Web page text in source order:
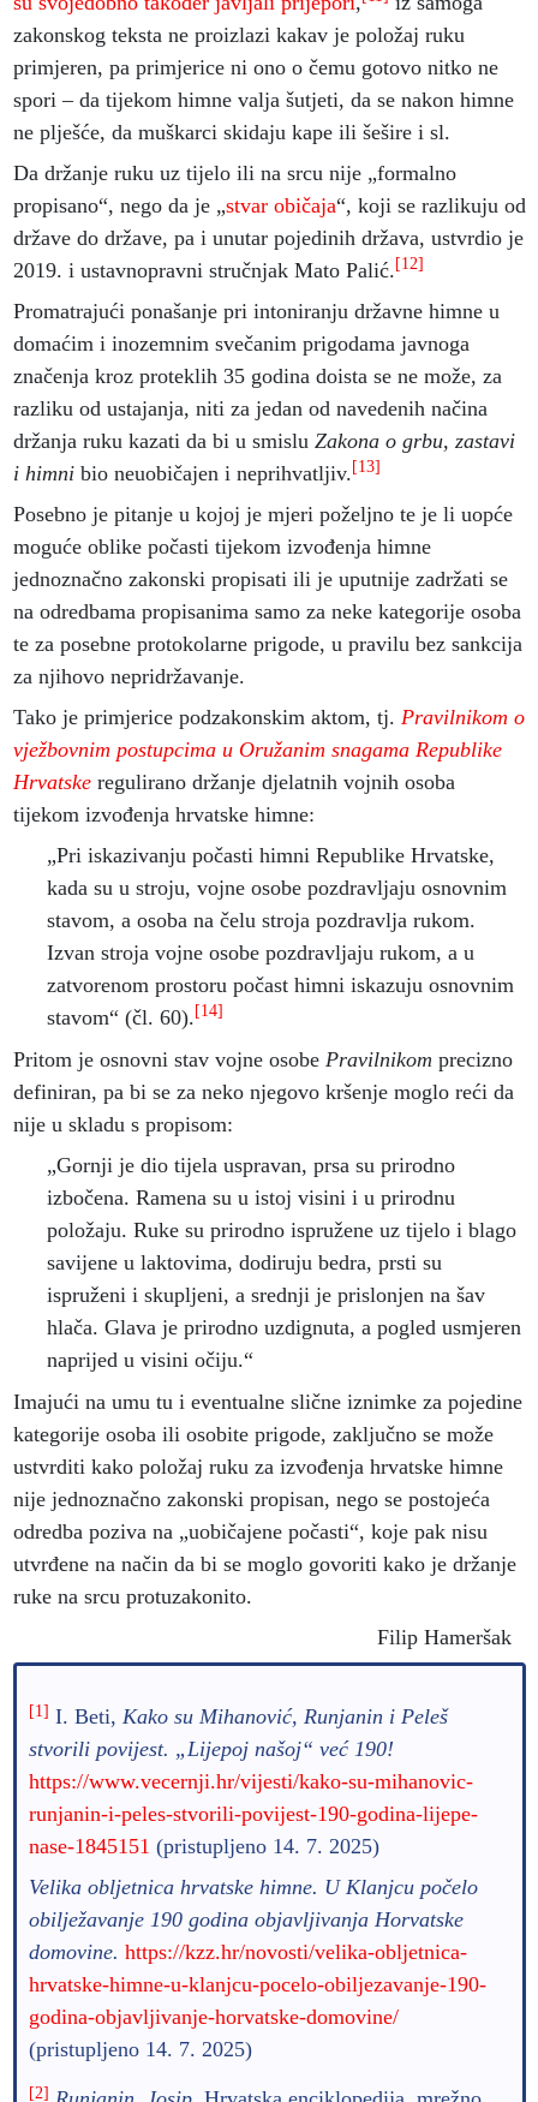
zakonskog teksta ne proizlazi kakav je položaj ruku
primjeren, pa primjerice ni ono o čemu gotovo nitko ne
spori – da tijekom himne valja šutjeti, da se nakon himne
ne plješće, da muškarci skidaju kape ili šešire i sl.
Da držanje ruku uz tijelo ili na srcu nije „formalno
propisano“, nego da je „stvar običaja“, koji se razlikuju od
države do države, pa i unutar pojedinih država, ustvrdio je
2019. i ustavnopravni stručnjak Mato Palić.[12]
Promatrajući ponašanje pri intoniranju državne himne u
domaćim i inozemnim svečanim prigodama javnoga
značenja kroz proteklih 35 godina doista se ne može, za
razliku od ustajanja, niti za jedan od navedenih načina
držanja ruku kazati da bi u smislu Zakona o grbu, zastavi
i himni bio neuobičajen i neprihvatljiv.[13]
Posebno je pitanje u kojoj je mjeri poželjno te je li uopće
moguće oblike počasti tijekom izvođenja himne
jednoznačno zakonski propisati ili je uputnije zadržati se
na odredbama propisanima samo za neke kategorije osoba
te za posebne protokolarne prigode, u pravilu bez sankcija
za njihovo nepridržavanje.
Tako je primjerice podzakonskim aktom, tj. Pravilnikom o
vježbovnim postupcima u Oružanim snagama Republike
Hrvatskeregulirano držanje djelatnih vojnih osoba
tijekom izvođenja hrvatske himne:
„Pri iskazivanju počasti himni Republike Hrvatske,
kada su u stroju, vojne osobe pozdravljaju osnovnim
stavom, a osoba na čelu stroja pozdravlja rukom.
Izvan stroja vojne osobe pozdravljaju rukom, a u
zatvorenom prostoru počast himni iskazuju osnovnim
stavom“ (čl. 60).[14]
Pritom je osnovni stav vojne osobe Pravilnikom precizno
definiran, pa bi se za neko njegovo kršenje moglo reći da
nije u skladu s propisom:
„Gornji je dio tijela uspravan, prsa su prirodno
izbočena. Ramena su u istoj visini i u prirodnu
položaju. Ruke su prirodno ispružene uz tijelo i blago
savijene u laktovima, dodiruju bedra, prsti su
ispruženi i skupljeni, a srednji je prislonjen na šav
hlača. Glava je prirodno uzdignuta, a pogled usmjeren
naprijed u visini očiju.“
Imajući na umu tu i eventualne slične iznimke za pojedine
kategorije osoba ili osobite prigode, zaključno se može
ustvrditi kako položaj ruku za izvođenja hrvatske himne
nije jednoznačno zakonski propisan, nego se postojeća
odredba poziva na „uobičajene počasti“, koje pak nisu
utvrđene na način da bi se moglo govoriti kako je držanje
ruke na srcu protuzakonito.
Filip Hameršak
[1] I. Beti, Kako su Mihanović, Runjanin i Peleš
stvorili povijest. „Lijepoj našoj“ već 190!
https://www.vecernji.hr/vijesti/kako-su-mihanovic-
runjanin-i-peles-stvorili-povijest-190-godina-lijepe-
nase-1845151 (pristupljeno 14. 7. 2025)
Velika obljetnica hrvatske himne. U Klanjcu počelo
obilježavanje 190 godina objavljivanja Horvatske
domovine. https://kzz.hr/novosti/velika-obljetnica-
hrvatske-himne-u-klanjcu-pocelo-obiljezavanje-190-
godina-objavljivanje-horvatske-domovine/
(pristupljeno 14. 7. 2025)
[2]